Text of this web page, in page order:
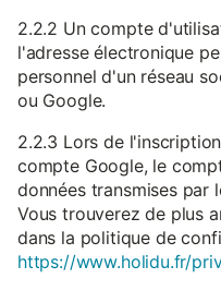
2.2.2 Un compte
l'adresse électronique
personnel d'un réseau
ou Google.
2.2.3 Lors de
compte Google, le
données transmises par
Vous trouverez de plus
dans la politique de
https://www.holidu.fr/